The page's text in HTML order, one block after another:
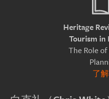
Heritage
Tourism in
The Role
了